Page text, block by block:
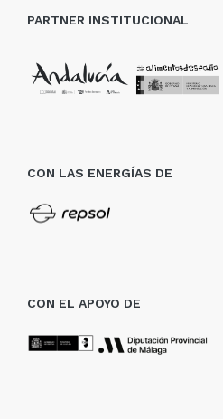
PARTNER INSTITUCIONAL
CON LAS ENERGÍAS DE
CON EL APOYO DE